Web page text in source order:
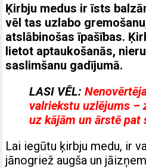
Ķirbju medus ir īsts
vēl tas uzlabo
atslābinošas īpašības.
lietot aptaukošanās,
saslimšanu gadījumā.
LASI VĒL:
valriekstu uzlējums –
uz kājām un ārstē pat
Lai iegūtu ķirbju medu, ir
jānogriež augša un